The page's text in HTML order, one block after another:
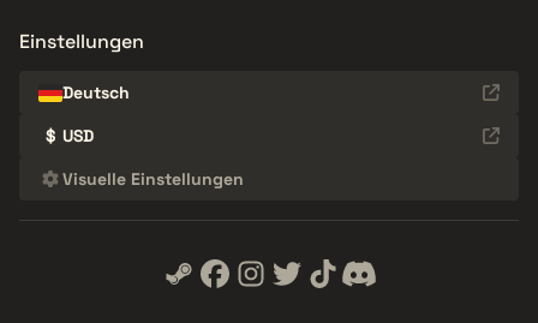
Einstellungen
Deutsch
$ USD
Visuelle Einstellungen